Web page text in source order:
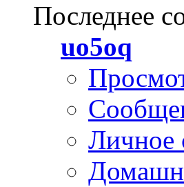
Последнее
uo5oq
Личное